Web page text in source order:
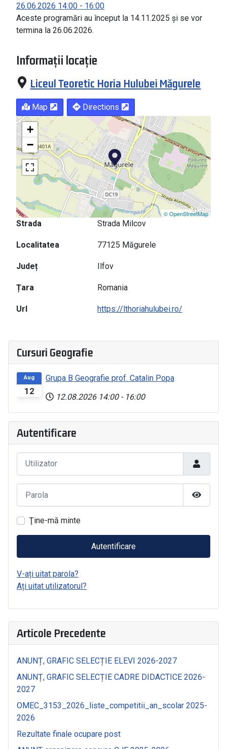
26.06.2026 14:00 - 16:00
Aceste programări au început la 14.11.2025 și se vor
termina la 26.06.2026.
Informații locație
Liceul Teoretic Horia Hulubei Măgurele
Map Directions
+
−
© OpenStreetMap
Strada Strada Milcov
Localitatea 77125 Măgurele
Județ Ilfov
Țara Romania
Url https://lthoriahulubei.ro/
Cursuri Geografie
12
Aug
Grupa B Geografie prof. Catalin Popa
12.08.2026 14:00 - 16:00
Autentificare
Arată
Ţine-mă minte
Autentificare
V-ați uitat parola?
Ați uitat utilizatorul?
Articole Precedente
ANUNȚ, GRAFIC SELECȚIE ELEVI 2026-2027
ANUNȚ, GRAFIC SELECȚIE CADRE DIDACTICE 2026-
2027
OMEC_3153_2026_liste_competitii_an_scolar 2025-
2026
Rezultate finale ocupare post